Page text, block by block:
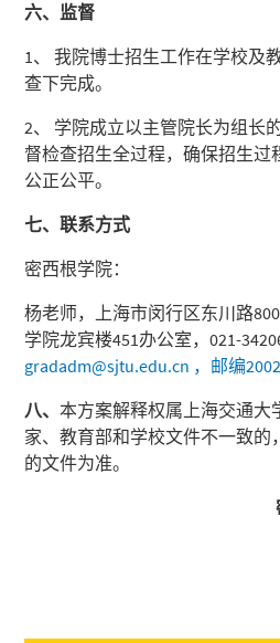
六、监督
1、 我院博士招生工作在学校及
查下完成。
2、 学院成立以主管院长为组长
督检查招生全过程，确保招生过
公正公平。
七、联系方式
密西根学院：
杨老师，上海市闵行区东川路
学院龙宾楼451办公室，021-
gradadm@sjtu.edu.cn ，邮编
八、本方案解释权属上海交通大
家、教育部和学校文件不一致的
的文件为准。